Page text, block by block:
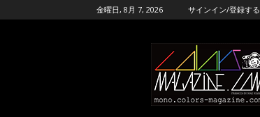
金曜日, 8月 7, 2026 サインイン/登録する